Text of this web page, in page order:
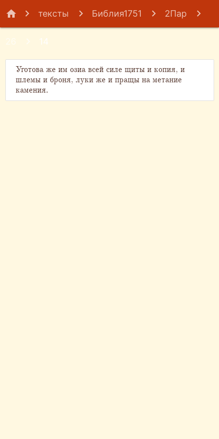
home тексты Библия1751 2Пар
14
Уготова же им озиа всей силе щиты и копия, и
шлемы и броня, луки же и пращы на метание
камения.